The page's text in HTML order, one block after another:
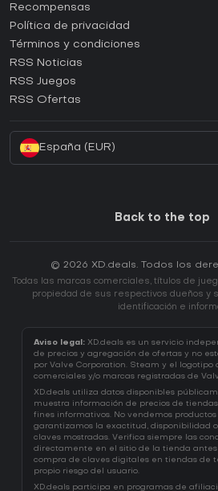
¿Cómo activar una CD Key de
¿Cómo activar una CD Key de Epic
¿Cómo activar una CD Key de GOG?
¿Cómo activar una CD Key de
Recompensas
Política de privacidad
Términos y condiciones
RSS Noticias
RSS Juegos
RSS Ofertas
España (EUR)
Back to the top
© 2026 XD.deals. Todos los
Todas las marcas comerciales, títulos de
propiedad de sus respectivos dueños y
identificación e
Aviso legal: XD.deals es un servicio
de precios y agregación de ofertas y no
por Valve Corporation. Steam y el logotipo
comerciales y/o marcas registradas de
XD.deals utiliza datos disponibles
muestra información de precios de tiendas
fines informativos. No vendemos
garantizamos la exactitud, disponibilidad
claves mostradas. Verifica siempre las
directamente en el sitio de la tienda
compra de claves digitales en tiendas de
propio riesgo del usuario.
XD.deals participa en programas de